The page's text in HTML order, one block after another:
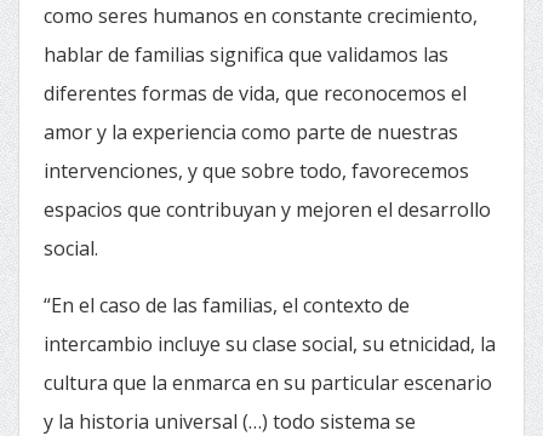
como seres humanos en constante crecimiento,
hablar de familias significa que validamos las
diferentes formas de vida, que reconocemos el
amor y la experiencia como parte de nuestras
intervenciones, y que sobre todo, favorecemos
espacios que contribuyan y mejoren el desarrollo
social.
“En el caso de las familias, el contexto de
intercambio incluye su clase social, su etnicidad, la
cultura que la enmarca en su particular escenario
y la historia universal (…) todo sistema se